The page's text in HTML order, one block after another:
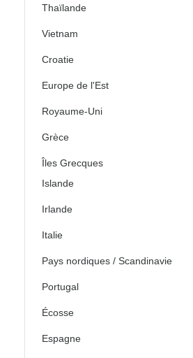
Thaïlande
Vietnam
Croatie
Europe de l'Est
Royaume-Uni
Grèce
Îles Grecques
Islande
Irlande
Italie
Pays nordiques / Scandinavie
Portugal
Écosse
Espagne